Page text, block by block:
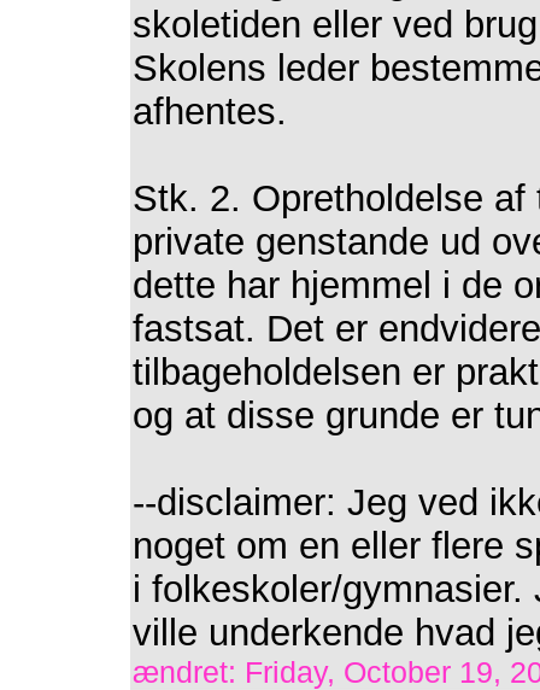
skoletiden eller ved
Skolens leder
afhentes.
Stk. 2. Opretholdelse
private genstande ud
dette har hjemmel i de
fastsat. Det er
tilbageholdelsen er
og at disse grunde er
--disclaimer: Jeg ved
noget om en eller flere
i folkeskoler/
ville underkende hvad
ændret: Friday, October 19,